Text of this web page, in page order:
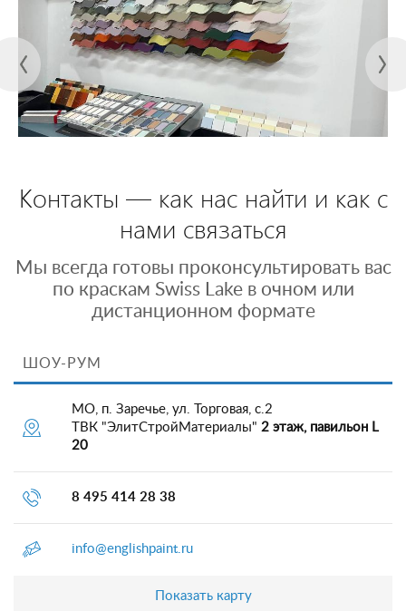
Контакты — как нас найти и как с
нами связаться
Мы всегда готовы проконсультировать вас
по краскам Swiss Lake в очном или
дистанционном формате
ШОУ-РУМ
МО, п. Заречье, ул. Торговая, с.2
ТВК "ЭлитСтройМатериалы" 2 этаж, павильон L
20
8 495 414 28 38
info@englishpaint.ru
Показать карту